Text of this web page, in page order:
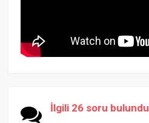
İlgili 26 soru bulundu